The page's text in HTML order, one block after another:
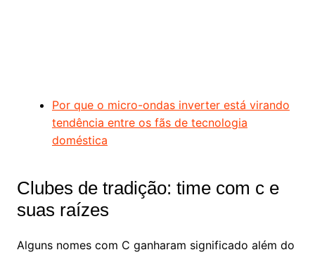
Por que o micro-ondas inverter está virando
tendência entre os fãs de tecnologia
doméstica
Clubes de tradição: time com c e
suas raízes
Alguns nomes com C ganharam significado além do